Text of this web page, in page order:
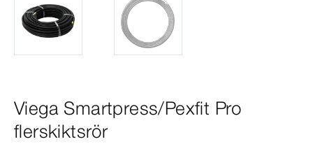
Viega Smartpress/Pexfit Pro
flerskiktsrör